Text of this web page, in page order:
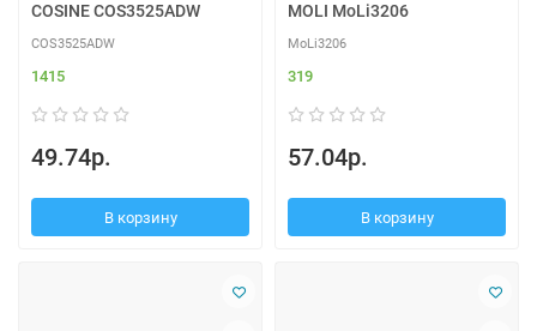
COSINE COS3525ADW
COS3525ADW
1415
49.74р.
В корзину
MOLI MoLi3206
MoLi3206
319
57.04р.
В корзину